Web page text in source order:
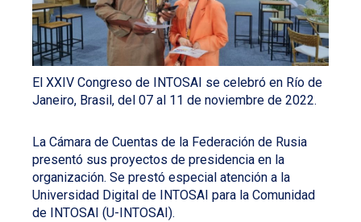
El XXIV Congreso de INTOSAI se celebró en Río de
Janeiro, Brasil, del 07 al 11 de noviembre de 2022.
La Cámara de Cuentas de la Federación de Rusia
presentó sus proyectos de presidencia en la
organización. Se prestó especial atención a la
Universidad Digital de INTOSAI para la Comunidad
de INTOSAI (U-INTOSAI).